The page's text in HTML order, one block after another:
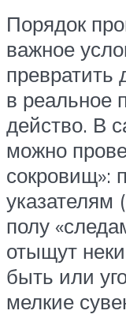
Порядок
важное
превратить
в реальное
действо. В
можно
сокровищ»:
указателям
полу
отыщут
быть или
мелкие